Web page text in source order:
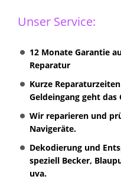
Unser Service:
12 Monate Garantie
Reparatur
Kurze
Geldeingang geht das
Wir reparieren und
Navigeräte.
Dekodierung und
speziell Becker,
uva.